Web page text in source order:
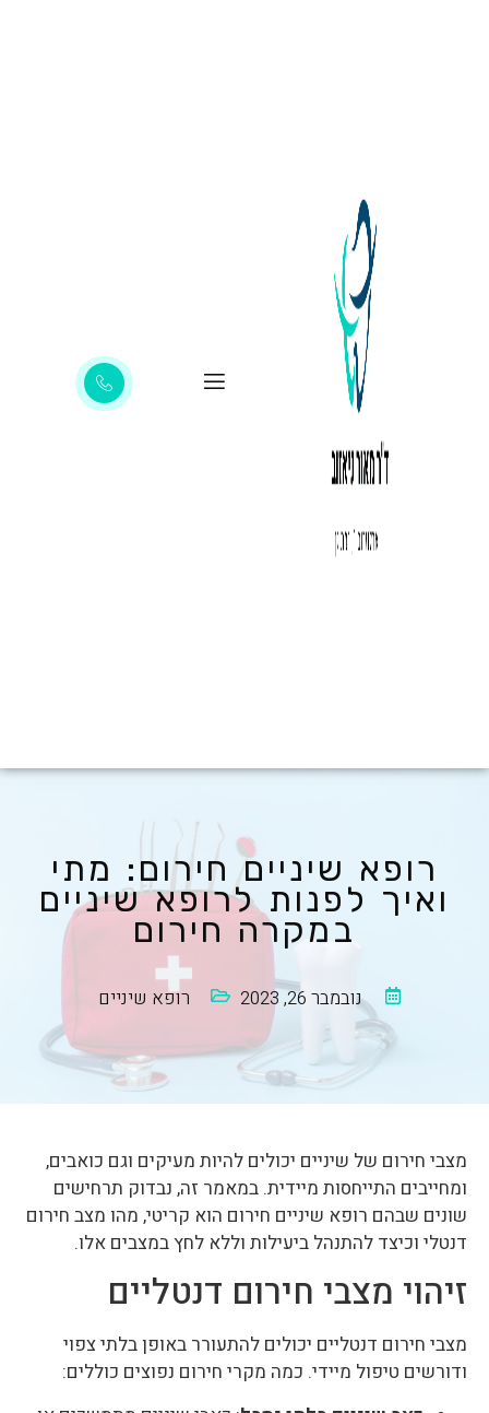
רופא שיניים חירום: מתי
ואיך לפנות לרופא שיניים
במקרה חירום
נובמבר 26, 2023 רופא שיניים
מצבי חירום של שיניים יכולים להיות מעיקים וגם כואבים,
ומחייבים התייחסות מיידית. במאמר זה, נבדוק תרחישים
שונים שבהם רופא שיניים חירום הוא קריטי, מהו מצב חירום
דנטלי וכיצד להתנהל ביעילות וללא לחץ במצבים אלו.
זיהוי מצבי חירום דנטליים
מצבי חירום דנטליים יכולים להתעורר באופן בלתי צפוי
ודורשים טיפול מיידי. כמה מקרי חירום נפוצים כוללים: